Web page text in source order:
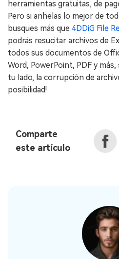
herramientas gratuitas, de
Pero si anhelas lo mejor de
busques más que 4DDiG File
podrás resucitar archivos de
todos sus documentos de
Word, PowerPoint, PDF y
tu lado, la corrupción de
posibilidad!
Comparte
este artículo